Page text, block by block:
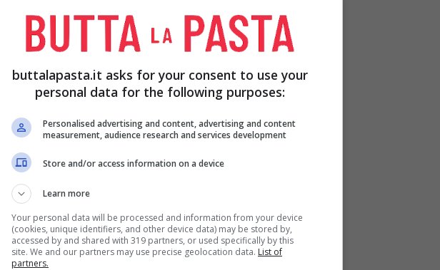
web – Buttalapasta.it – Fonte foto Instagram @latuanutrizionista
buttalapasta.it asks for your consent to use your
personal data for the following purposes:
Personalised advertising and content, advertising and content
measurement, audience research and services development
Store and/or access information on a device
Learn more
Your personal data will be processed and information from your device
(cookies, unique identifiers, and other device data) may be stored by,
accessed by and shared with 319 partners, or used specifically by this
site. We and our partners may use precise geolocation data. List of
partners.